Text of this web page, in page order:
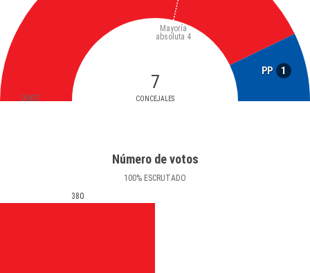
PP 1
7
CONCEJALES
Mayoría
absoluta 4
2007
Número de votos
100% ESCRUTADO
380